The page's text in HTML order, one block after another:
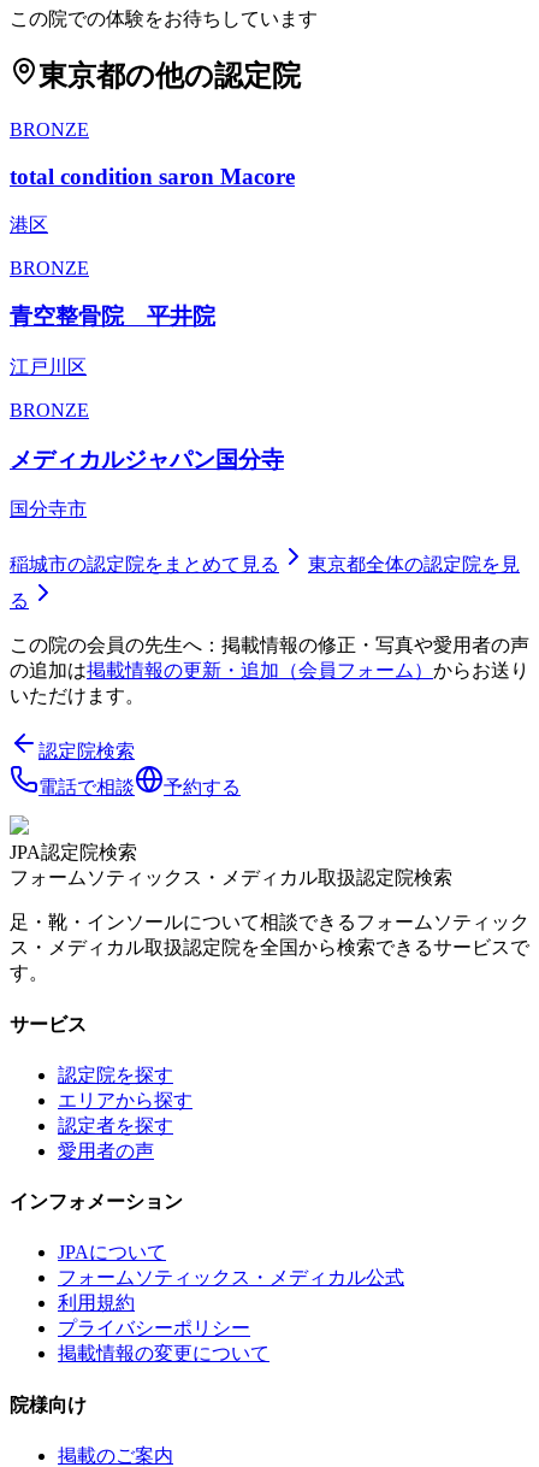
この院での体験をお待ちしています
東京都の他の認定院
BRONZE
total condition saron Macore
港区
BRONZE
青空整骨院 平井院
江戸川区
BRONZE
メディカルジャパン国分寺
国分寺市
稲城市の認定院をまとめて見る 東京都全体の認定院を見
る
この院の会員の先生へ：掲載情報の修正・写真や愛用者の声
の追加は掲載情報の更新・追加（会員フォーム） からお送り
いただけます。
認定院検索
電話で相談
予約する
JPA認定院検索
フォームソティックス・メディカル取扱認定院検索
足・靴・インソールについて相談できるフォームソティック
ス・メディカル取扱認定院を全国から検索できるサービスで
す。
サービス
認定院を探す
エリアから探す
認定者を探す
愛用者の声
インフォメーション
JPAについて
フォームソティックス・メディカル公式
利用規約
プライバシーポリシー
掲載情報の変更について
院様向け
掲載のご案内